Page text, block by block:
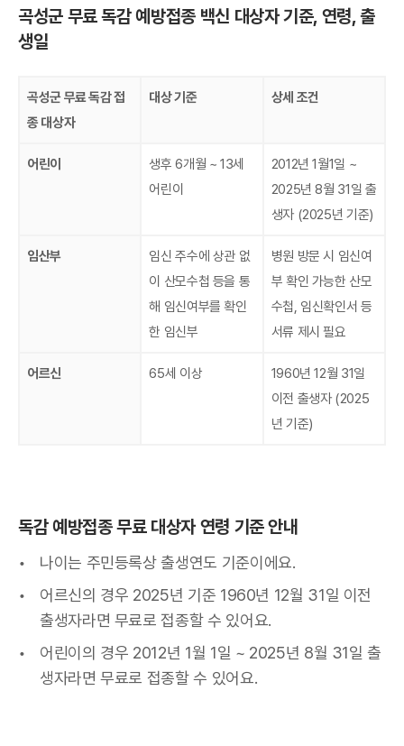
곡성군 무료 독감 예방접종 백신 대상자 기준, 연령, 출
생일
곡성군 무료 독감 접
종 대상자
대상 기준 상세 조건
어린이
생후 6개월 ~ 13세
어린이
2012년 1월1일 ~
2025년 8월 31일 출
생자 (2025년 기준)
임산부
임신 주수에 상관 없
이 산모수첩 등을 통
해 임신여부를 확인
한 임신부
병원 방문 시 임신여
부 확인 가능한 산모
수첩, 임신확인서 등
서류 제시 필요
어르신 65세 이상
1960년 12월 31일
이전 출생자 (2025
년 기준)
독감 예방접종 무료 대상자 연령 기준 안내
나이는 주민등록상 출생연도 기준이에요.
어르신의 경우 2025년 기준 1960년 12월 31일 이전
출생자라면 무료로 접종할 수 있어요.
어린이의 경우 2012년 1월 1일 ~ 2025년 8월 31일 출
생자라면 무료로 접종할 수 있어요.